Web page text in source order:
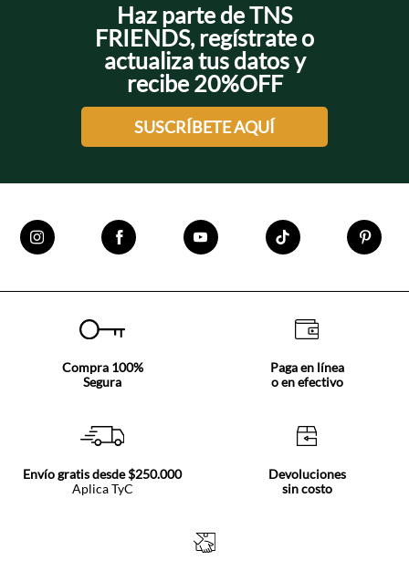
Haz parte de TNS
FRIENDS, regístrate o
actualiza tus datos y
recibe 20%OFF
SUSCRÍBETE AQUÍ
Compra 100%
Segura
Paga en línea
o en efectivo
Envío gratis desde $250.000
Aplica TyC
Devoluciones
sin costo